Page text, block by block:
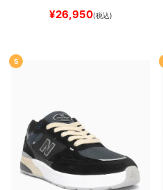
¥26,950(税込)
5